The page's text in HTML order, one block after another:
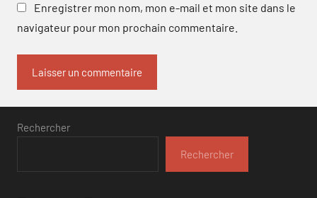
Enregistrer mon nom, mon e-mail et mon site dans le
navigateur pour mon prochain commentaire.
Rechercher
Rechercher